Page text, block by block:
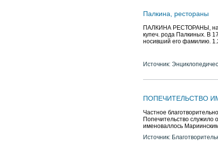
Палкина, рестораны
ПАЛКИНА РЕСТОРАНЫ,
купеч. рода Палкиных. В
носивший его фамилию.
Источник:
ПОПЕЧИТЕЛЬСТВО
Частное
Попечительство служило
именоваллось
Источник: